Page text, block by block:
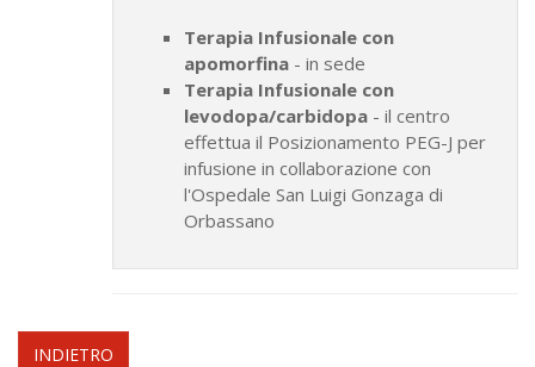
Terapia Infusionale con
apomorfina - in sede
Terapia Infusionale con
levodopa/carbidopa - il centro
effettua il Posizionamento PEG-J per
infusione in collaborazione con
l'Ospedale San Luigi Gonzaga di
Orbassano
INDIETRO